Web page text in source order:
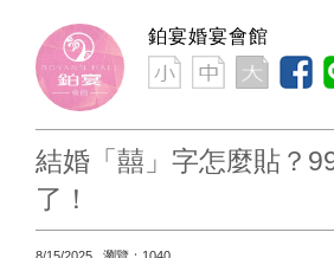
鉑宴婚宴會館
結婚「囍」字怎麼貼？
了！